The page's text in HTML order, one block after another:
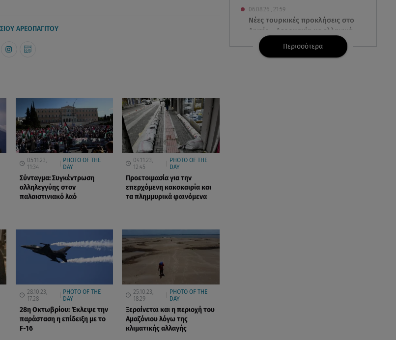
06.08.26 , 21:59
Νέες τουρκικές προκλήσεις στο
Αιγαίο - Αερομαχία με ελληνικά
F-16
Περισσότερα
ΑΡΕΟΠΑΓΙΤΟΥ
05.11.23,
11:34
PHOTO OF THE
DAY
Σύνταγμα: Συγκέντρωση
αλληλεγγύης στον
παλαιστινιακό λαό
04.11.23,
12:45
PHOTO OF THE
DAY
Προετοιμασία για την
επερχόμενη κακοκαιρία και
τα πλημμυρικά φαινόμενα
28.10.23,
17:28
PHOTO OF THE
DAY
28η Οκτωβρίου: Έκλεψε την
παράσταση η επίδειξη με το
F-16
25.10.23,
18:29
PHOTO OF THE
DAY
Ξεραίνεται και η περιοχή του
Αμαζόνιου λόγω της
κλιματικής αλλαγής